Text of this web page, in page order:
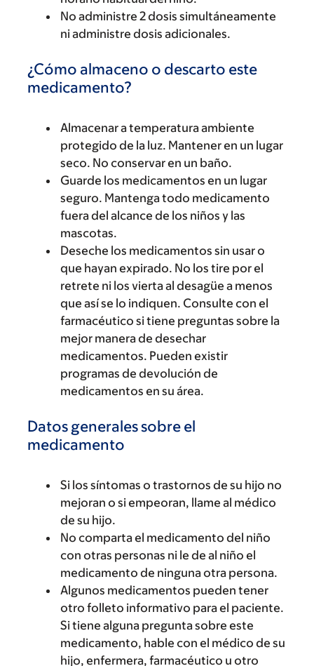
No administre 2 dosis simultáneamente
ni administre dosis adicionales.
¿Cómo almaceno o descarto este
medicamento?
Almacenar a temperatura ambiente
protegido de la luz. Mantener en un lugar
seco. No conservar en un baño.
Guarde los medicamentos en un lugar
seguro. Mantenga todo medicamento
fuera del alcance de los niños y las
mascotas.
Deseche los medicamentos sin usar o
que hayan expirado. No los tire por el
retrete ni los vierta al desagüe a menos
que así se lo indiquen. Consulte con el
farmacéutico si tiene preguntas sobre la
mejor manera de desechar
medicamentos. Pueden existir
programas de devolución de
medicamentos en su área.
Datos generales sobre el
medicamento
Si los síntomas o trastornos de su hijo no
mejoran o si empeoran, llame al médico
de su hijo.
No comparta el medicamento del niño
con otras personas ni le de al niño el
medicamento de ninguna otra persona.
Algunos medicamentos pueden tener
otro folleto informativo para el paciente.
Si tiene alguna pregunta sobre este
medicamento, hable con el médico de su
hijo, enfermera, farmacéutico u otro